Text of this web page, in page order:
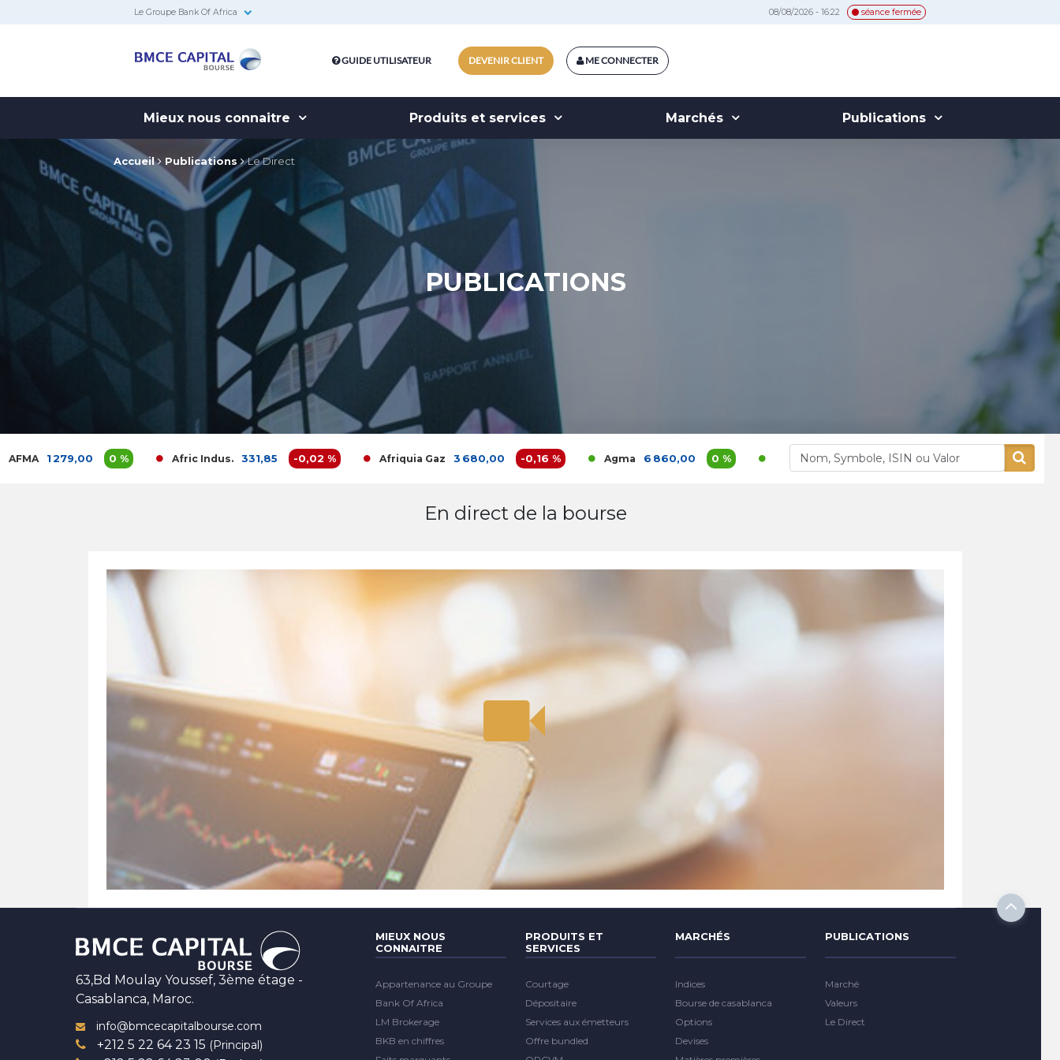
Le Groupe Bank Of Africa 08/08/2026 - 16:22 séance fermée
Bourse
ME CONNECTER
DEVENIR CLIENT
GUIDE UTILISATEUR
Mieux nous connaitre Produits et services Marchés Publications
Accueil Publications Le Direct
PUBLICATIONS
1 279,00 0 % Afric Indus. 331,85 -0,02 % Afriquia Gaz 3 680,00 -0,16 % Agma 6 860,00 0 % Akdital 1 200,00 3,9 % Alliances 400,00
En direct de la bourse
63,Bd Moulay Youssef, 3ème étage -
Casablanca, Maroc.
info@bmcecapitalbourse.com
+212 5 22 64 23 15 (Principal)
MIEUX NOUS
CONNAITRE
Appartenance au Groupe
Bank Of Africa
LM Brokerage
BKB en chiffres
PRODUITS ET
SERVICES
Courtage
Dépositaire
Services aux émetteurs
Offre bundled
MARCHÉS
Indices
Bourse de casablanca
Options
Devises
PUBLICATIONS
Marché
Valeurs
Le Direct